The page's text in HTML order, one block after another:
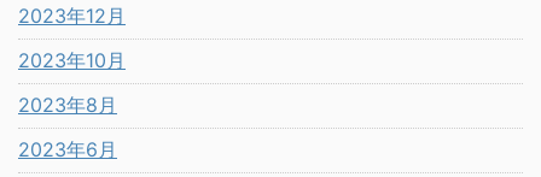
2023年12月
2023年10月
2023年8月
2023年6月